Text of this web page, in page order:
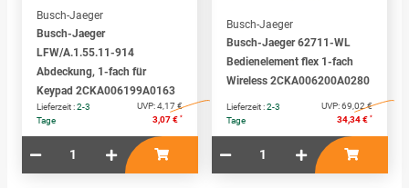
Busch-Jaeger
Busch-Jaeger
LFW/A.1.55.11-914
Abdeckung, 1-fach für
Keypad 2CKA006199A0163
Lieferzeit :2-3
Tage
UVP:4,17 €
3,07 € *
Busch-Jaeger
Busch-Jaeger 62711-WL
Bedienelement flex 1-fach
Wireless 2CKA006200A0280
Lieferzeit :2-3
Tage
UVP:69,02 €
34,34 € *